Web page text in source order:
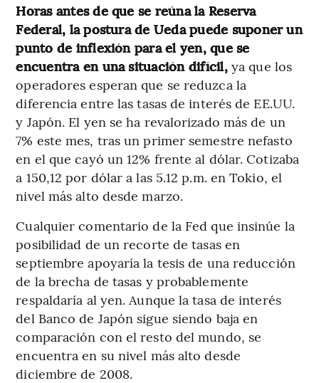
Horas antes de que se reúna la Reserva
Federal, la postura de Ueda puede suponer un
punto de inflexión para el yen, que se
encuentra en una situación difícil,ya que los
operadores esperan que se reduzca la
diferencia entre las tasas de interés de EE.UU.
y Japón. El yen se ha revalorizado más de un
7% este mes, tras un primer semestre nefasto
en el que cayó un 12% frente al dólar. Cotizaba
a 150,12 por dólar a las 5.12 p.m. en Tokio, el
nivel más alto desde marzo.
Cualquier comentario de la Fed que insinúe la
posibilidad de un recorte de tasas en
septiembre apoyaría la tesis de una reducción
de la brecha de tasas y probablemente
respaldaría al yen. Aunque la tasa de interés
del Banco de Japón sigue siendo baja en
comparación con el resto del mundo, se
encuentra en su nivel más alto desde
diciembre de 2008.